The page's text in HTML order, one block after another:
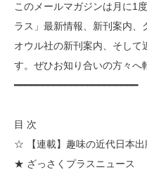
このメールマガジンは月に1
ラス」最新情報、新刊案内、
オウル社の新刊案内、そして
す。ぜひお知り合いの方々へ
━━━━━━━━━━━━━━━━━━━━━━
目 次
☆ 【連載】趣味の近代日本
★ ざっさくプラスニュース